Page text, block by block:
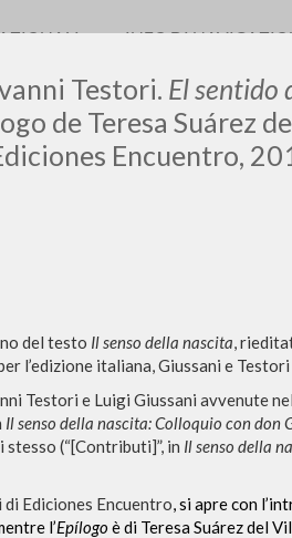
Testori. El sentido
de Teresa Suárez
Encuentro,
del testo Il senso della nascita,
l’edizione italiana, Giussani e
Testori e Luigi Giussani avvenute
Il senso della nascita: Colloquio con don
stesso (“[Contributi]”, in Il senso della
Ediciones Encuentro, si apre con
l’Epílogo è di Teresa Suárez del
INFO DI